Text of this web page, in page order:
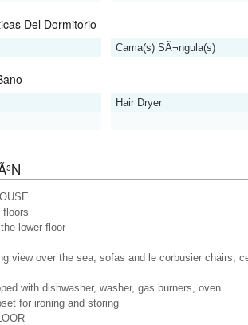
Del Dormitorio
Cama(s) SÃ¬ngula(s)
Hair Dryer
floors
lower floor
view over the sea, sofas and le corbusier chairs,
with dishwasher, washer, gas burners, oven
for ironing and storing